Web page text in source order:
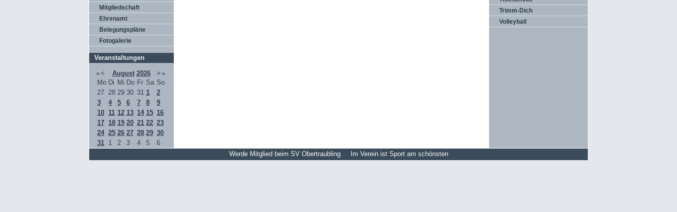
Mitgliedschaft
Ehrenamt
Belegungspläne
Fotogalerie
Veranstaltungen
«< August 2026 > »
Mo Di Mi Do Fr Sa So
27 28 29 30 31 1
2
3
4 5 6 7 8
9
10 11 12 13 14 15 16
17 18 19 20 21 22 23
24 25 26 27 28 29 30
31 1 2 3 4 5 6
Trimm-Dich
Volleyball
Werde Mitglied beim SV Obertraubling -Im Verein ist Sport am schönsten